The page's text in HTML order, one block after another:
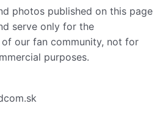
photos published on this page
serve only for the
our fan community, not for
purposes.